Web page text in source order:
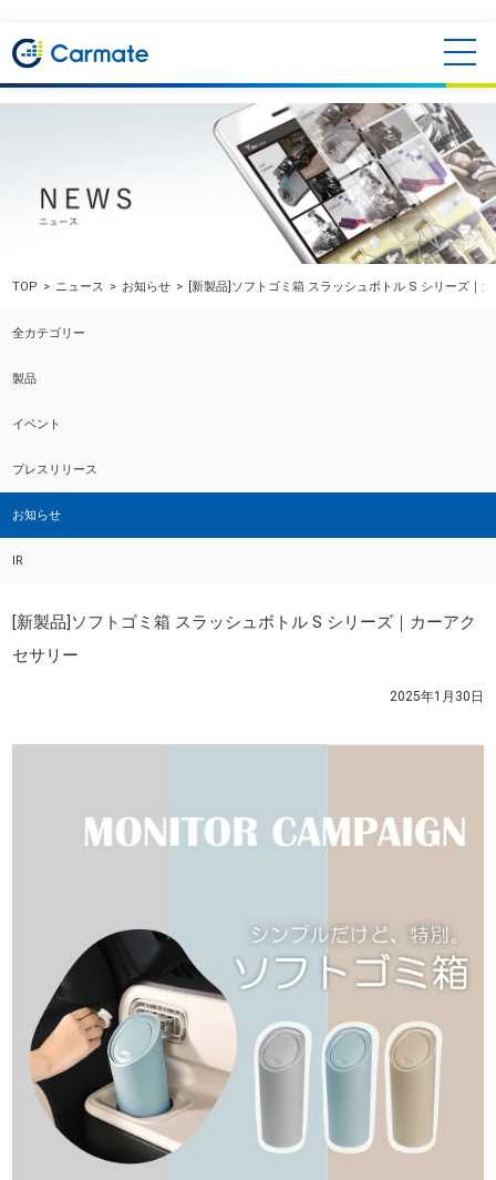
TOP ニュース お知らせ [新製品]ソフトゴミ箱 スラッシュボトル S シリーズ｜
全カテゴリー
製品
イベント
プレスリリース
お知らせ
IR
[新製品]ソフトゴミ箱 スラッシュボトル S シリーズ｜カーアク
セサリー
2025年1月30日